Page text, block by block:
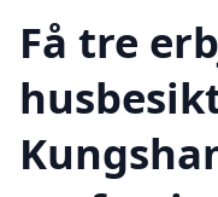
Få tre